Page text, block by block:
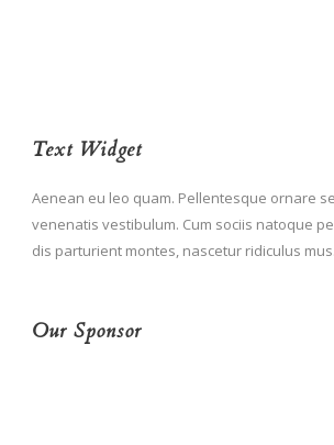
Text Widget
Aenean eu leo quam. Pellentesque ornare
venenatis vestibulum. Cum sociis natoque
dis parturient montes, nascetur ridiculus
Our Sponsor